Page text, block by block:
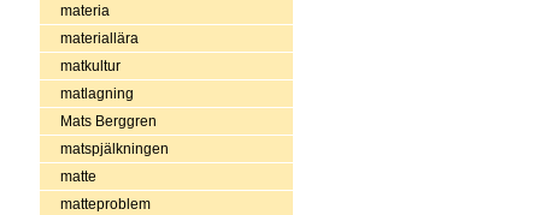
materia
materiallära
matkultur
matlagning
Mats Berggren
matspjälkningen
matte
matteproblem